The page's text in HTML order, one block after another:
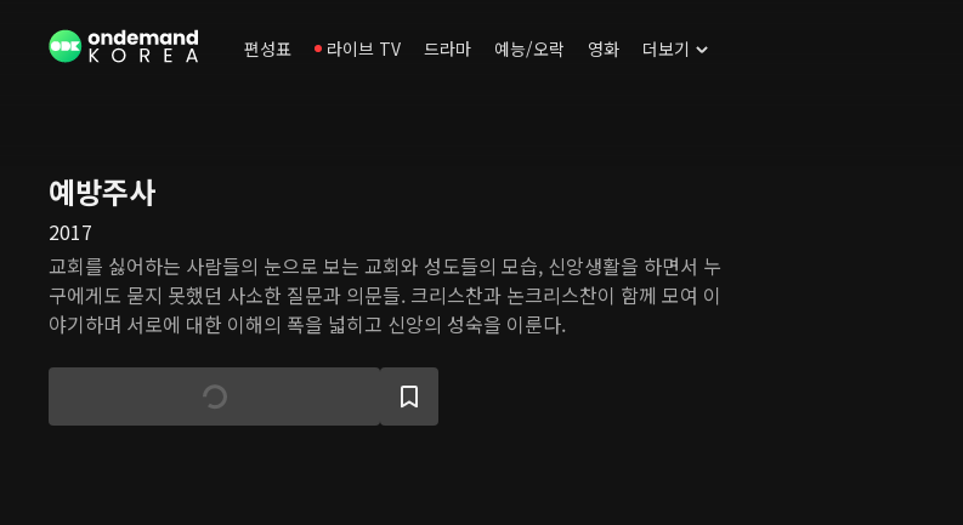
편성표 라이브 TV 드라마 예능/오락 영화 더보기
예방주사
2017
교회를 싫어하는 사람들의 눈으로 보는 교회와 성도들의 모습, 신앙생활을 하면서 누
구에게도 묻지 못했던 사소한 질문과 의문들. 크리스찬과 논크리스찬이 함께 모여 이
야기하며 서로에 대한 이해의 폭을 넓히고 신앙의 성숙을 이룬다.